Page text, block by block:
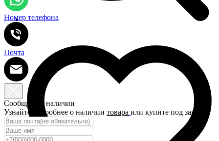
Номер телефона
Почта
Сообщить о наличии
Узнайте подробнее о наличии товара или купите под заказ!